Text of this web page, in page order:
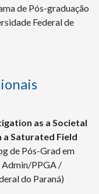
de Pós-graduação
Federal de
as a Societal
a Saturated Field
de Pós-Grad em
PPGA /
do Paraná)